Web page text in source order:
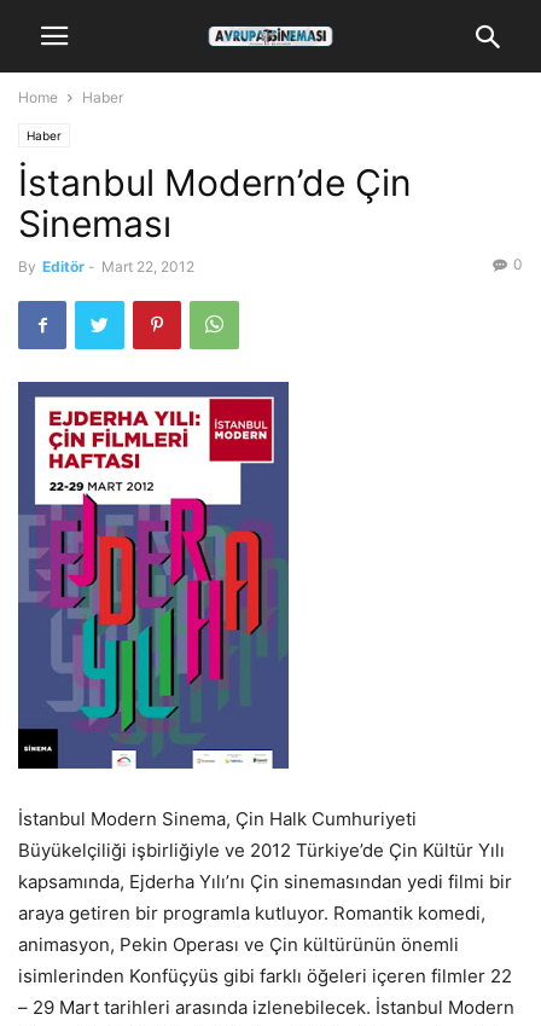
Home Haber
Haber
İstanbul Modern’de Çin
Sineması
By Editör - Mart 22, 2012 0
İstanbul Modern Sinema, Çin Halk Cumhuriyeti
Büyükelçiliği işbirliğiyle ve 2012 Türkiye’de Çin Kültür Yılı
kapsamında, Ejderha Yılı’nı Çin sinemasından yedi filmi bir
araya getiren bir programla kutluyor. Romantik komedi,
animasyon, Pekin Operası ve Çin kültürünün önemli
isimlerinden Konfüçyüs gibi farklı öğeleri içeren filmler 22
– 29 Mart tarihleri arasında izlenebilecek. İstanbul Modern